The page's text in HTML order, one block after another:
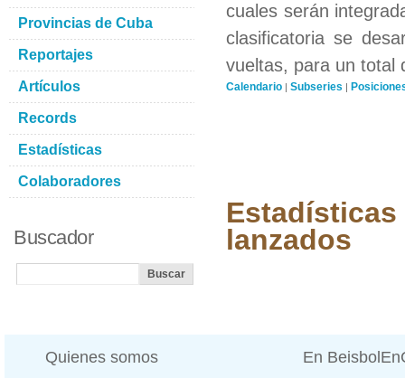
cuales serán
clasificatoria se
vueltas, para un total
Calendario | Subseries |
lanzados
Provincias de Cuba
Reportajes
Artículos
Records
Estadísticas
Colaboradores
Buscador
Quienes somos En